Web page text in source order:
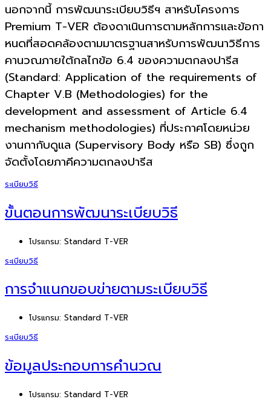
นอกจากนี้ การพัฒนาระเบียบวิธีฯ สาหรับโครงการ
Premium T-VER ต้องดาเนินการตามหลักการและข้อกา
หนดที่สอดคล้องตามมาตรฐานสาหรับการพัฒนาวิธีการ
คานวณภายใต้กลไกข้อ 6.4 ของความตกลงปารีส
(Standard: Application of the requirements of
Chapter V.B (Methodologies) for the
development and assessment of Article 6.4
mechanism methodologies) ที่ประกาศโดยหน่วย
งานกากับดูแล (Supervisory Body หรือ SB) ซึ่งถูก
จัดตั้งโดยภาคีความตกลงปารีส
ระเบียบวิธี
ขั้นตอนการพัฒนาระเบียบวิธี
โปรแกรม: Standard T-VER
ระเบียบวิธี
การจำแนกขอบข่ายตามระเบียบวิธี
โปรแกรม: Standard T-VER
ระเบียบวิธี
ข้อมูลประกอบการคำนวณ
โปรแกรม: Standard T-VER